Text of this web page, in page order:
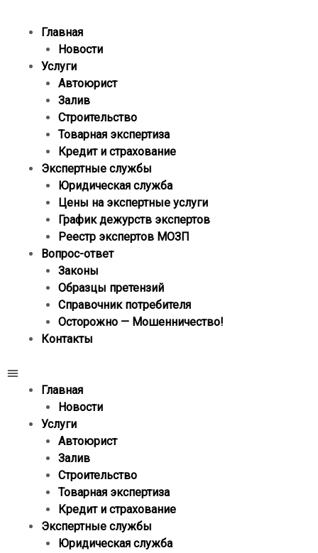
Главная
Новости
Услуги
Автоюрист
Залив
Строительство
Товарная экспертиза
Кредит и страхование
Экспертные службы
Юридическая служба
Цены на экспертные услуги
График дежурств экспертов
Реестр экcпертов МОЗП
Вопрос-ответ
Законы
Образцы претензий
Справочник потребителя
Осторожно — Мошенничество!
Контакты
Главная
Новости
Услуги
Автоюрист
Залив
Строительство
Товарная экспертиза
Кредит и страхование
Экспертные службы
Юридическая служба